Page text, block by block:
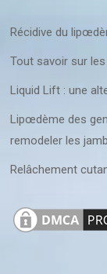
Récidive du
Tout savoir sur
Liquid Lift : une
Lipœdème des
remodeler les
Relâchement